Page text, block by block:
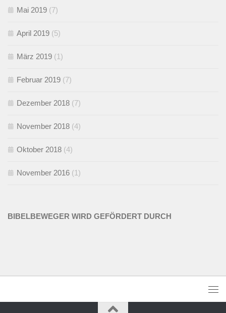
Mai 2019 (7)
April 2019 (5)
März 2019 (1)
Februar 2019 (7)
Dezember 2018 (7)
November 2018 (4)
Oktober 2018 (4)
November 2016 (1)
BIBELBEWEGER WIRD GEFÖRDERT DURCH